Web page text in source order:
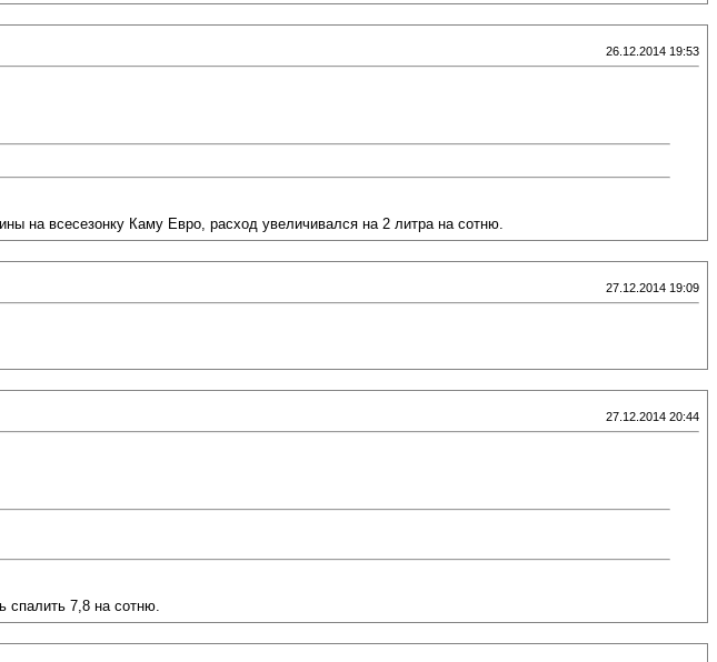
26.12.2014 19:53
на всесезонку Каму Евро, расход увеличивался на 2 литра на сотню.
27.12.2014 19:09
27.12.2014 20:44
спалить 7,8 на сотню.